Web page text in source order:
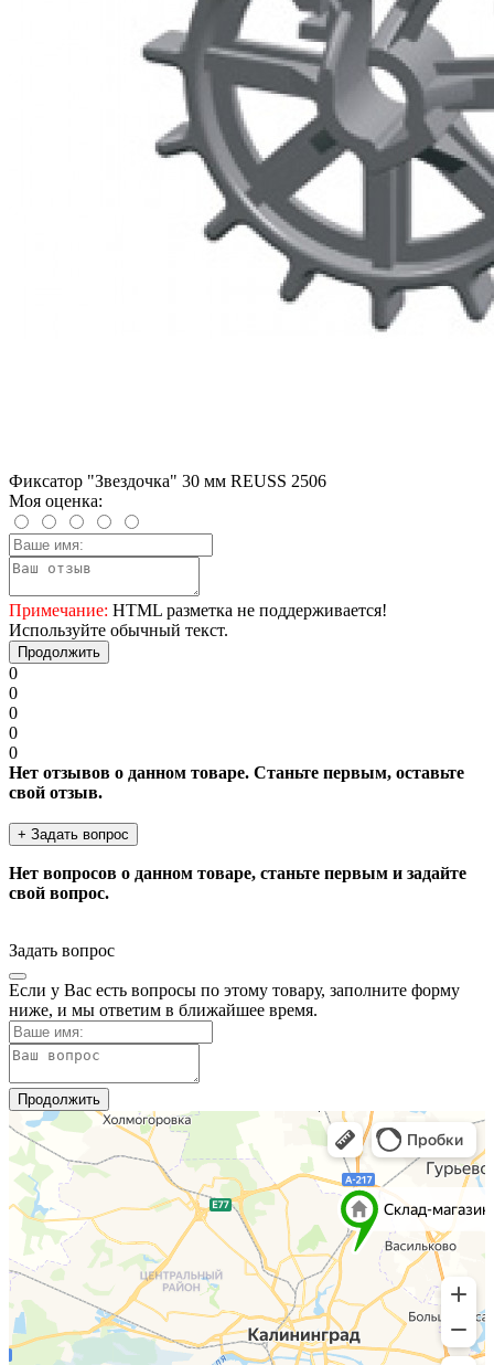
Фиксатор "Звездочка" 30 мм REUSS 2506
Моя оценка:
Примечание: HTML разметка не поддерживается!
Используйте обычный текст.
Продолжить
0
0
0
0
0
Нет отзывов о данном товаре. Станьте первым, оставьте
свой отзыв.
+ Задать вопрос
Нет вопросов о данном товаре, станьте первым и задайте
свой вопрос.
Задать вопрос
Если у Вас есть вопросы по этому товару, заполните форму
ниже, и мы ответим в ближайшее время.
Продолжить